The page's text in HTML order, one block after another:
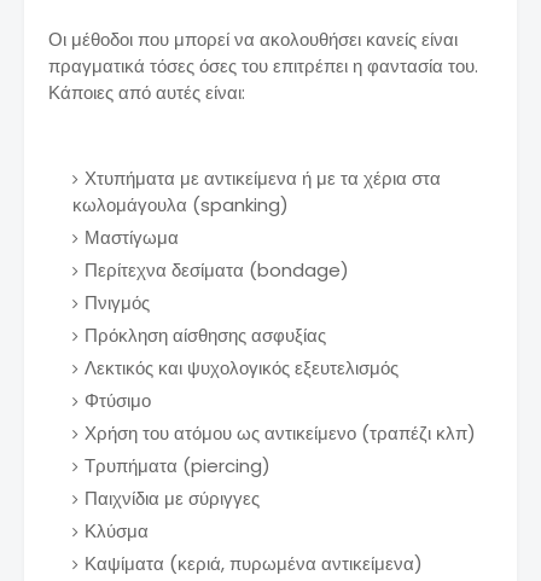
Οι μέθοδοι που μπορεί να ακολουθήσει κανείς είναι
πραγματικά τόσες όσες του επιτρέπει η φαντασία του.
Κάποιες από αυτές είναι:
Χτυπήματα με αντικείμενα ή με τα χέρια στα
κωλομάγουλα (spanking)
Μαστίγωμα
Περίτεχνα δεσίματα (bondage)
Πνιγμός
Πρόκληση αίσθησης ασφυξίας
Λεκτικός και ψυχολογικός εξευτελισμός
Φτύσιμο
Χρήση του ατόμου ως αντικείμενο (τραπέζι κλπ)
Τρυπήματα (piercing)
Παιχνίδια με σύριγγες
Κλύσμα
Καψίματα (κεριά, πυρωμένα αντικείμενα)